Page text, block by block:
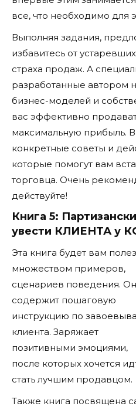
все, что необходимо
Выполняя задания,
избавитесь от
страха продаж. А
разработанные автором
бизнес-моделей и
вас эффективно
максимальную прибыль.
конкретные советы и
которые помогут вам
торговца. Очень
действуйте!
Книга 5:
увести КЛИЕНТА у
Эта книга будет вам
множеством примеров,
сценариев поведения.
содержит пошаговую
инструкцию по
клиента. Заряжает
позитивными эмоциями,
после которых хочется
стать лучшим продавцом.
Также книга посвящена